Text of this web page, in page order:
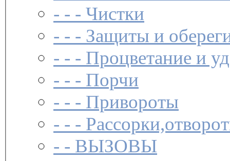
- - - Чистки­
- - - Защиты и
- - - Процветание и
- - - Порчи
- - - Привороты
- - -
- - ВЫЗОВЫ